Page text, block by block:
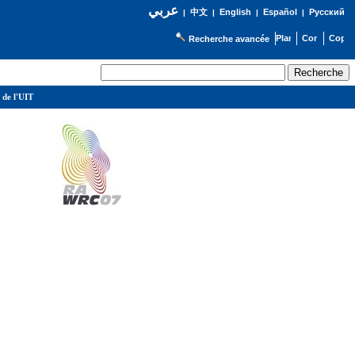
عربي| 中文| English | Español | Русский
Recherche avancée
de l'UIT